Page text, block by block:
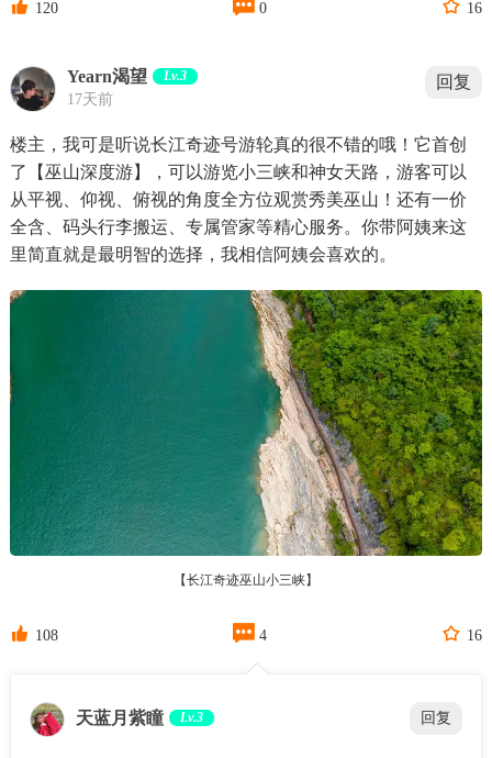
 120  0  16
Yearn渴望 Lv.3
17天前
回复
楼主，我可是听说长江奇迹号游轮真的很不错的哦！它首创
了【巫山深度游】，可以游览小三峡和神女天路，游客可以
从平视、仰视、俯视的角度全方位观赏秀美巫山！还有一价
全含、码头行李搬运、专属管家等精心服务。你带阿姨来这
里简直就是最明智的选择，我相信阿姨会喜欢的。
【长江奇迹巫山小三峡】
 108  4  16
天蓝月紫瞳 Lv.3 回复